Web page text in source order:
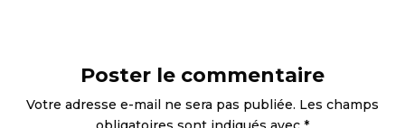
Poster le commentaire
Votre adresse e-mail ne sera pas publiée. Les champs